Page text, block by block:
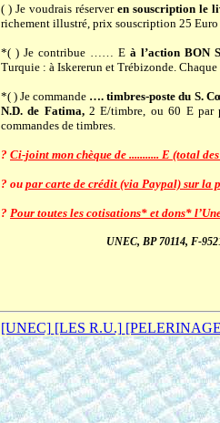
( ) Je voudrais réserver en souscription le
richement illustré, prix souscription 25
*( ) Je contribue …… E à l’action BON
Turquie : à Iskererun et Trébizonde.
*( ) Je commande …. timbres-poste du S.
N.D. de Fatima,2 E/timbre, ou 60 E par
commandes de timbres.
? Ci-joint mon chèque de ........... E (total
? ou par carte de crédit (via Paypal) sur la
? Pour toutes les cotisations* et dons*
UNEC, BP 70114, F-
[UNEC] [LES R.U.]